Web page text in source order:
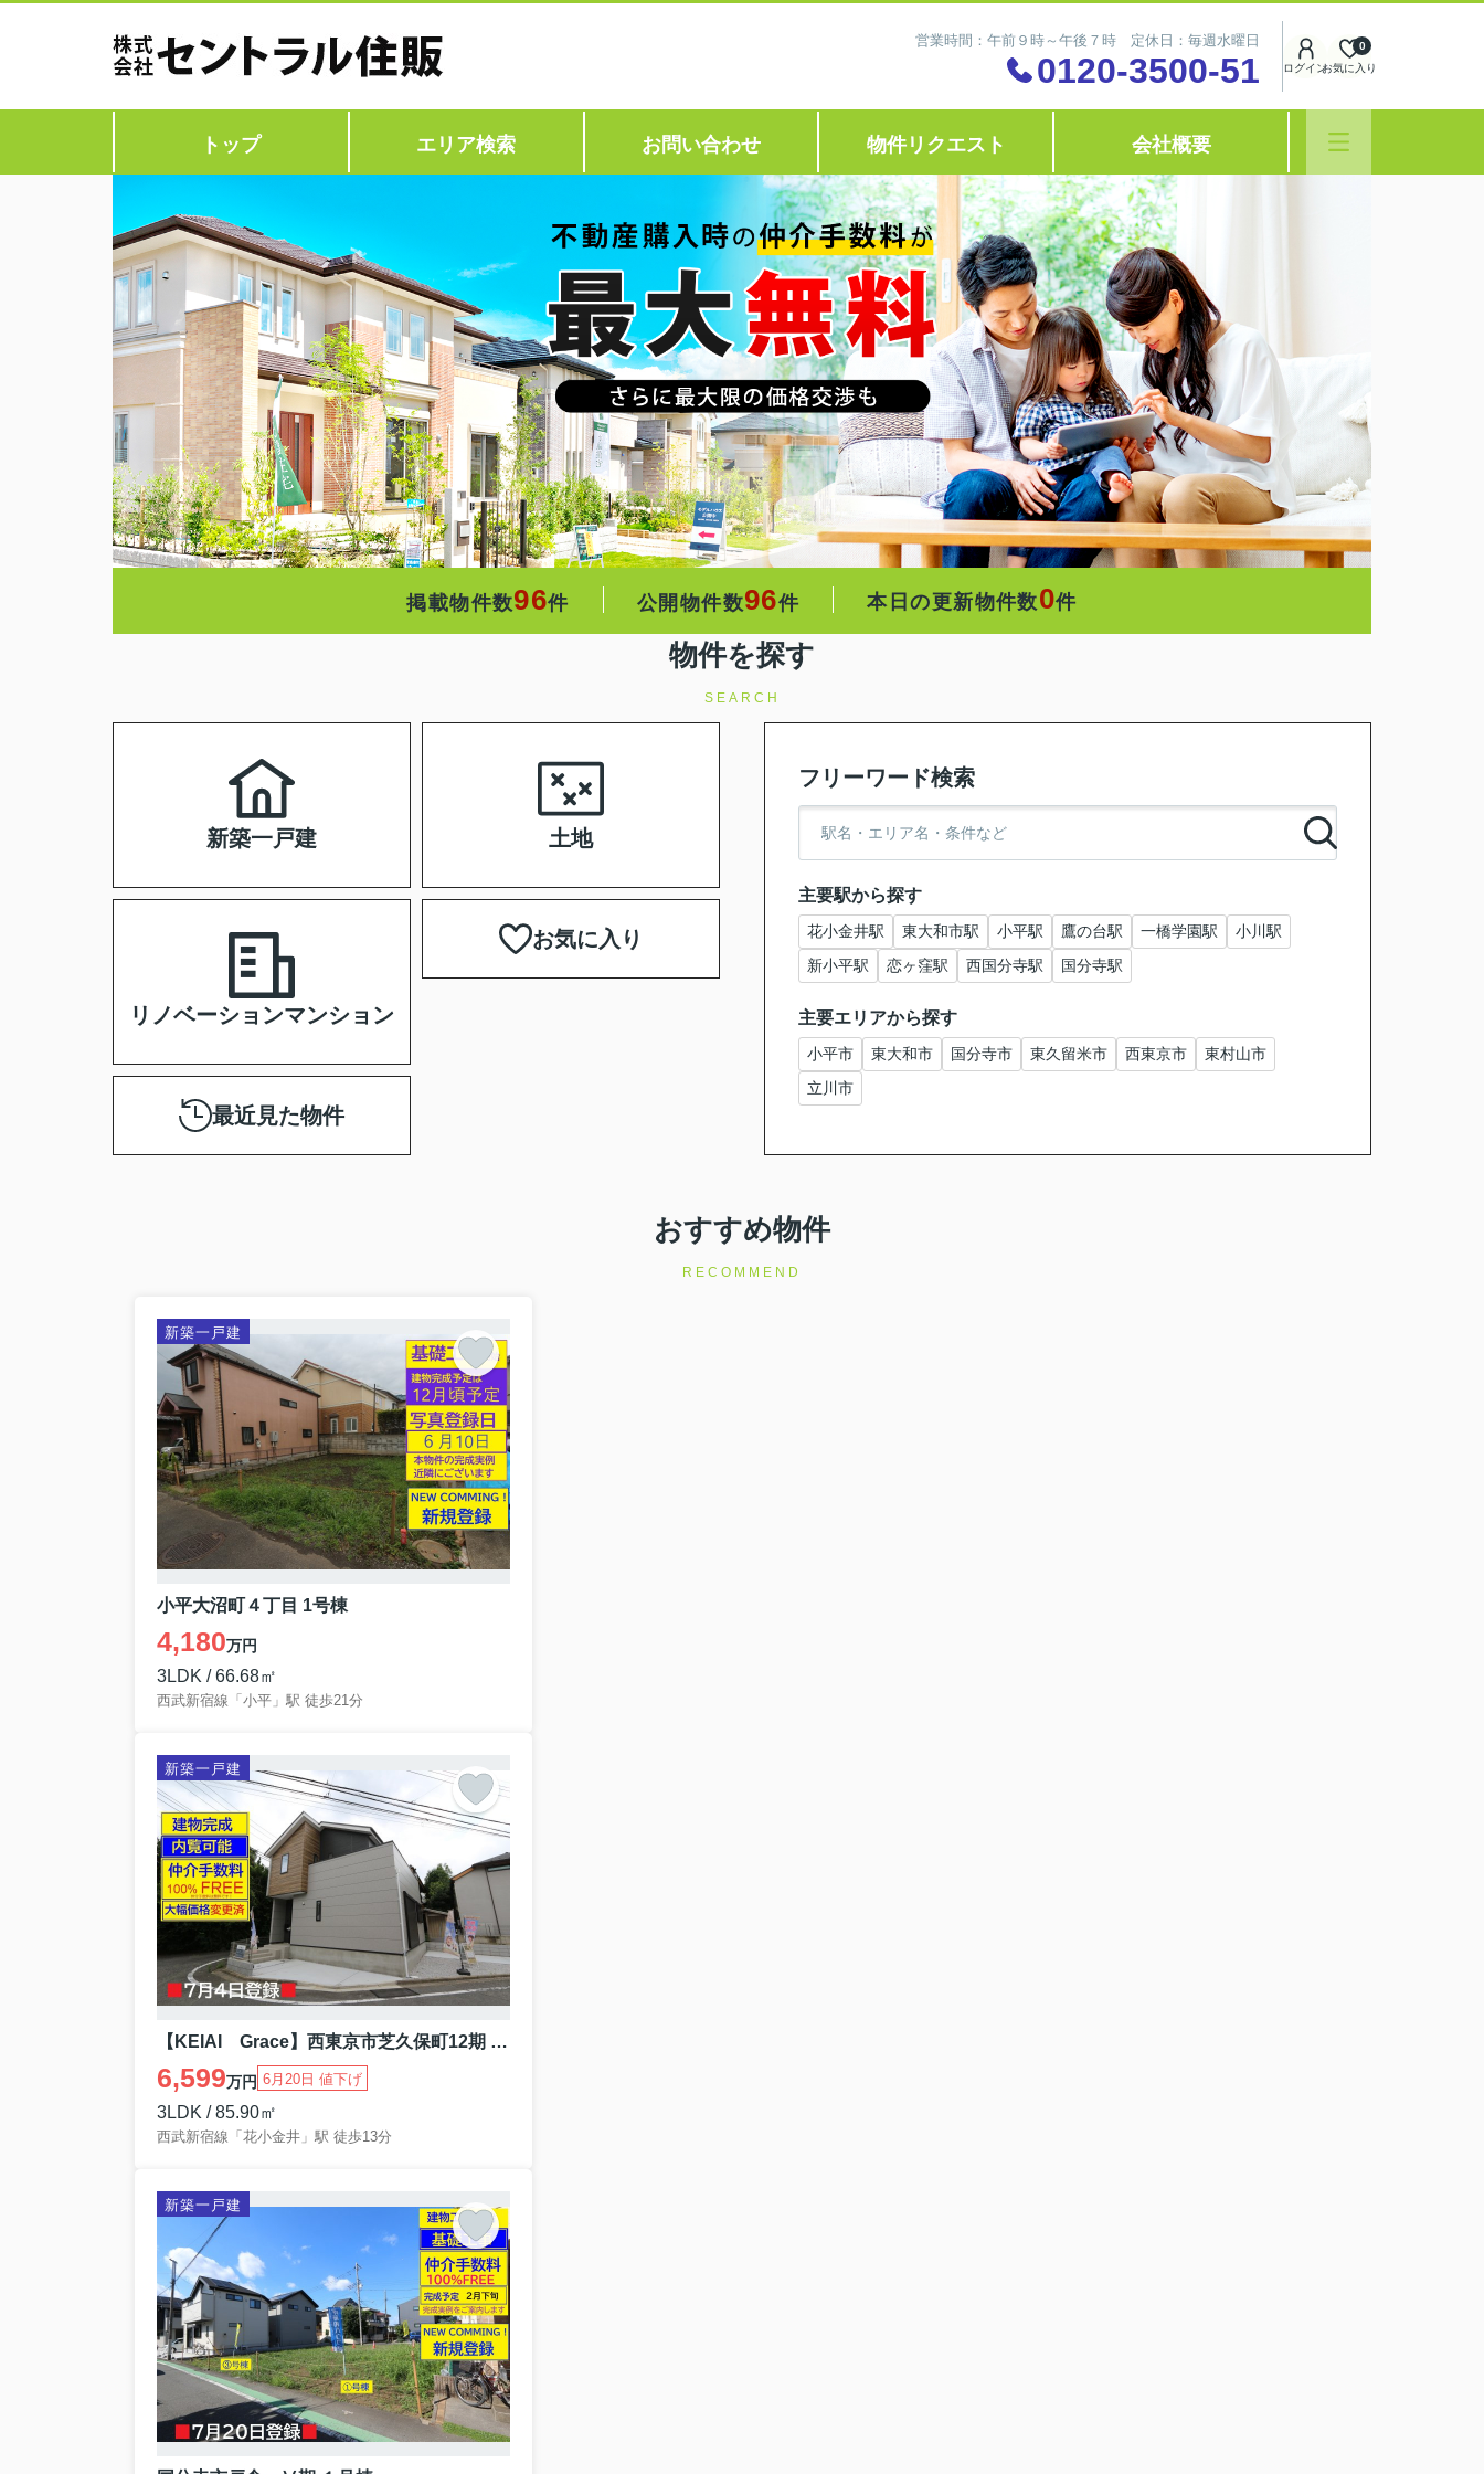
営業時間：午前９時～午後７時 定休日：毎週水曜日
0120-3500-51 ログインお気に入り
0
トップ エリア検索 お問い合わせ 物件リクエスト 会社概要
掲載物件数96件 公開物件数96件 本日の更新物件数0件
物件を探す
SEARCH
新築一戸建 土地
リノベーションマンション
お気に入り
最近見た物件
フリーワード検索
主要駅から探す
花小金井駅 東大和市駅 小平駅 鷹の台駅 一橋学園駅
小川駅
新小平駅
恋ヶ窪駅 西国分寺駅 国分寺駅
主要エリアから探す
小平市 東大和市 国分寺市 東久留米市 西東京市
東村山市
立川市
おすすめ物件
RECOMMEND
新築一戸建
小平大沼町４丁目 1号棟
4,180万円
3LDK / 66.68㎡
西武新宿線「小平」駅 徒歩21分
新築一戸建
【KEIAI Grace】西東京市芝久保町12期 １号棟
6,599万円 6月20日 値下げ
3LDK / 85.90㎡
西武新宿線「花小金井」駅 徒歩13分
新築一戸建